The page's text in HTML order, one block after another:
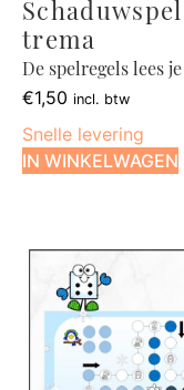
trema
De spelregels lees
€1,50 incl. btw
Snelle levering
IN WINKELWAGEN